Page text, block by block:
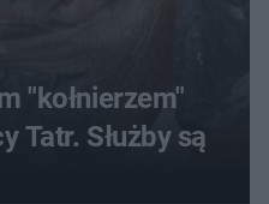
"kołnierzem"
Tatr. Służby są